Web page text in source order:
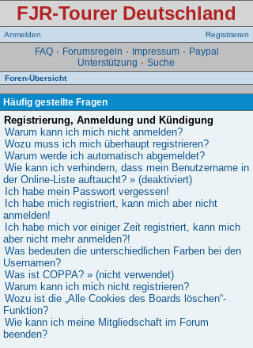
FJR-Tourer Deutschland
Anmelden Registrieren
FAQ · Forumsregeln · Impressum · Paypal
Unterstützung · Suche
Foren-Übersicht
Häufig gestellte Fragen
Registrierung, Anmeldung und Kündigung
Warum kann ich mich nicht anmelden?
Wozu muss ich mich überhaupt registrieren?
Warum werde ich automatisch abgemeldet?
Wie kann ich verhindern, dass mein Benutzername in
der Online-Liste auftaucht? » (deaktiviert)
Ich habe mein Passwort vergessen!
Ich habe mich registriert, kann mich aber nicht
anmelden!
Ich habe mich vor einiger Zeit registriert, kann mich
aber nicht mehr anmelden?!
Was bedeuten die unterschiedlichen Farben bei den
Usernamen?
Was ist COPPA? » (nicht verwendet)
Warum kann ich mich nicht registrieren?
Wozu ist die „Alle Cookies des Boards löschen“-
Funktion?
Wie kann ich meine Mitgliedschaft im Forum
beenden?